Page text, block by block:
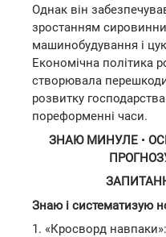
Однак він
зростанням
машинобудування і
Економічна політика
створювала
розвитку
пореформенні часи.
ЗНАЮ МИНУЛЕ •
Знаю і систематизую
1. «Кросворд